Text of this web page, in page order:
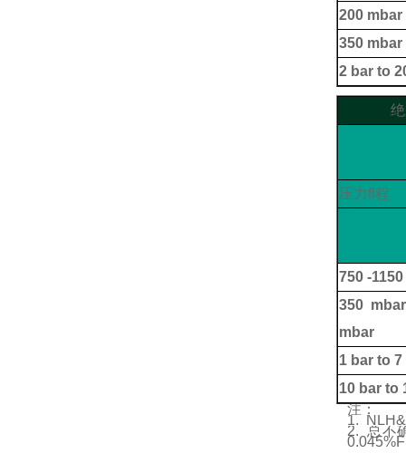
200 mbar
350
2 bar to
压力fl程
750-
350
mbar
1 bar to 7
10 bar to
注：
1.
2. 总不